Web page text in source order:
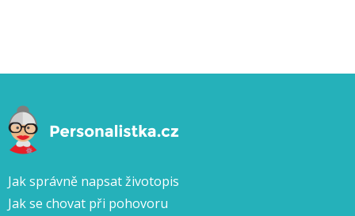
Jak správně napsat životopis
Jak se chovat při pohovoru